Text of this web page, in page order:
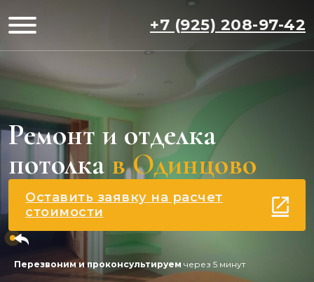
+7 (925) 208-97-42
Ремонт и отделка
потолка в Одинцово
Оставить заявку на расчет
стоимости
Перезвоним и проконсультируем через 5 минут